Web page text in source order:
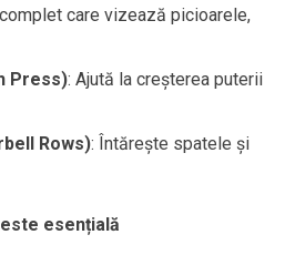
care vizează picioarele,
Press): Ajută la creșterea puterii
Rows): Întărește spatele și
esențială